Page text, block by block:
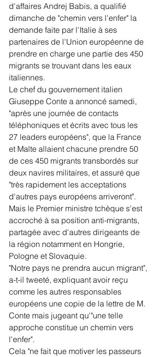
d'affaires Andrej Babis, a qualifié
dimanche de "chemin vers l'enfer" la
demande faite par l'Italie à ses
partenaires de l'Union européenne de
prendre en charge une partie des 450
migrants se trouvant dans les eaux
italiennes.
Le chef du gouvernement italien
Giuseppe Conte a annoncé samedi,
"après une journée de contacts
téléphoniques et écrits avec tous les
27 leaders européens", que la France
et Malte allaient chacune prendre 50
de ces 450 migrants transbordés sur
deux navires militaires, et assuré que
"très rapidement les acceptations
d'autres pays européens arriveront".
Mais le Premier ministre tchèque s'est
accroché à sa position anti-migrants,
partagée avec d'autres dirigeants de
la région notamment en Hongrie,
Pologne et Slovaquie.
"Notre pays ne prendra aucun migrant",
a-t-il tweeté, expliquant avoir reçu
comme les autres responsables
européens une copie de la lettre de M.
Conte mais jugeant qu'"une telle
approche constitue un chemin vers
l'enfer".
Cela "ne fait que motiver les passeurs